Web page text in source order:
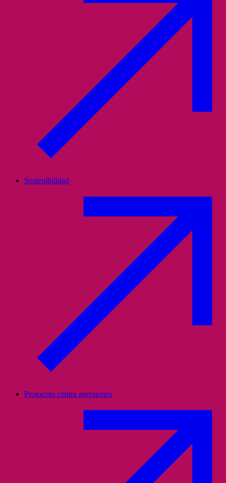
Sostenibilidad
Protocolo contra agresiones